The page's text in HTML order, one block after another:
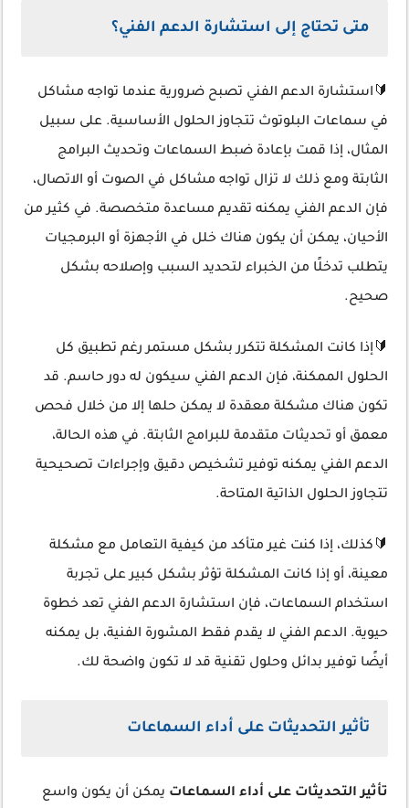
متى تحتاج إلى استشارة الدعم الفني؟
🔰استشارة الدعم الفني تصبح ضرورية عندما تواجه مشاكل
في سماعات البلوتوث تتجاوز الحلول الأساسية. على سبيل
المثال، إذا قمت بإعادة ضبط السماعات وتحديث البرامج
الثابتة ومع ذلك لا تزال تواجه مشاكل في الصوت أو الاتصال،
فإن الدعم الفني يمكنه تقديم مساعدة متخصصة. في كثير من
الأحيان، يمكن أن يكون هناك خلل في الأجهزة أو البرمجيات
يتطلب تدخلًا من الخبراء لتحديد السبب وإصلاحه بشكل
صحيح.
🔰إذا كانت المشكلة تتكرر بشكل مستمر رغم تطبيق كل
الحلول الممكنة، فإن الدعم الفني سيكون له دور حاسم. قد
تكون هناك مشكلة معقدة لا يمكن حلها إلا من خلال فحص
معمق أو تحديثات متقدمة للبرامج الثابتة. في هذه الحالة،
الدعم الفني يمكنه توفير تشخيص دقيق وإجراءات تصحيحية
تتجاوز الحلول الذاتية المتاحة.
🔰كذلك، إذا كنت غير متأكد من كيفية التعامل مع مشكلة
معينة، أو إذا كانت المشكلة تؤثر بشكل كبير على تجربة
استخدام السماعات، فإن استشارة الدعم الفني تعد خطوة
حيوية. الدعم الفني لا يقدم فقط المشورة الفنية، بل يمكنه
أيضًا توفير بدائل وحلول تقنية قد لا تكون واضحة لك.
تأثير التحديثات على أداء السماعات
تأثير التحديثات على أداء السماعات يمكن أن يكون واسع